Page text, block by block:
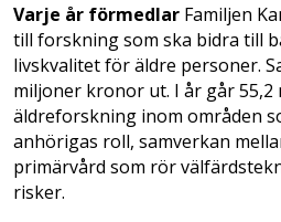
Varje år förmedlar Familjen
till forskning som ska bidra till
livskvalitet för äldre personer.
miljoner kronor ut. I år går
äldreforskning inom områden
anhörigas roll, samverkan
primärvård som rör
risker.